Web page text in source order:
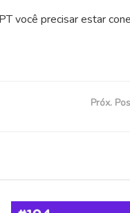
você precisar estar
Próx.